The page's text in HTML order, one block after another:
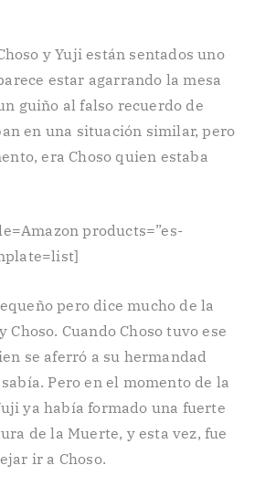
y Yuji están sentados uno
estar agarrando la mesa
guiño al falso recuerdo de
en una situación similar, pero
era Choso quien estaba
products=”es-
pero dice mucho de la
Cuando Choso tuvo ese
se aferró a su hermandad
Pero en el momento de la
ya había formado una fuerte
de la Muerte, y esta vez, fue
ir a Choso.